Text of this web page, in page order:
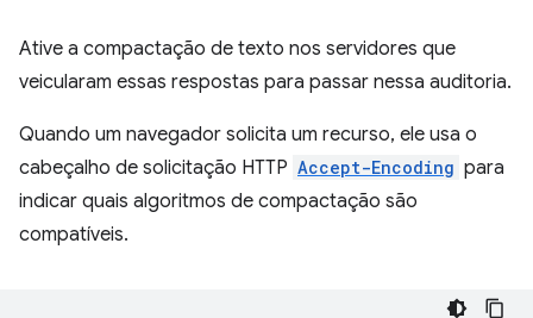
Ative a compactação de texto nos servidores que
veicularam essas respostas para passar nessa auditoria.
Quando um navegador solicita um recurso, ele usa o
cabeçalho de solicitação HTTP Accept-Encoding para
indicar quais algoritmos de compactação são
compatíveis.